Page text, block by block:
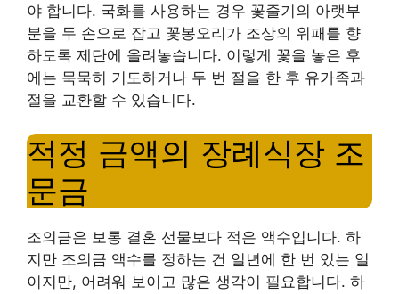
야 합니다. 국화를 사용하는 경우 꽃줄기의 아랫부
분을 두 손으로 잡고 꽃봉오리가 조상의 위패를 향
하도록 제단에 올려놓습니다. 이렇게 꽃을 놓은 후
에는 묵묵히 기도하거나 두 번 절을 한 후 유가족과
절을 교환할 수 있습니다.
적정 금액의 장례식장 조
문금
조의금은 보통 결혼 선물보다 적은 액수입니다. 하
지만 조의금 액수를 정하는 건 일년에 한 번 있는 일
이지만, 어려워 보이고 많은 생각이 필요합니다. 하